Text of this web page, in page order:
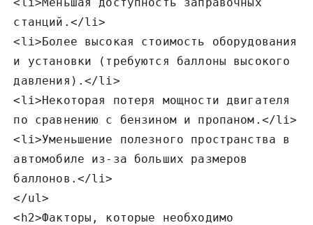
станций.</li>
<li>Более высокая стоимость оборудования
и установки (требуются баллоны высокого
давления).</li>
<li>Некоторая потеря мощности двигателя
по сравнению с бензином и пропаном.</li>
<li>Уменьшение полезного пространства в
автомобиле из-за больших размеров
баллонов.</li>
</ul>
<h2>Факторы‚ которые необходимо